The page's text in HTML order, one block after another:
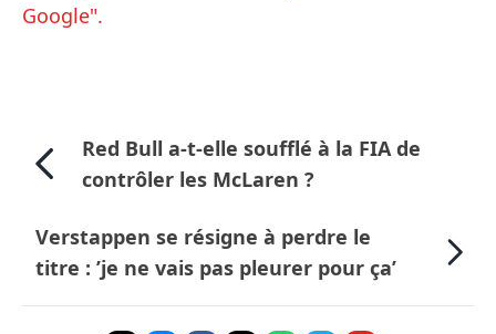
Google".
Red Bull a-t-elle soufflé à la FIA de
contrôler les McLaren ?
Verstappen se résigne à perdre le
titre : ’je ne vais pas pleurer pour ça’